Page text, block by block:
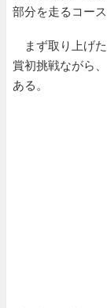
部分を走るコー
まず取り上げ
賞初挑戦ながら
ある。